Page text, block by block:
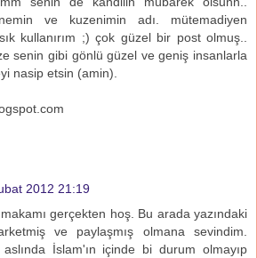
ve kuzenimin adı. mütemadiyen
kullanırım ;) çok güzel bir post olmuş..
senin gibi gönlü güzel ve geniş insanlarla
nasip etsin (amin).
2012 21:19
gerçekten hoş. Bu arada yazındaki
ve paylaşmış olmana sevindim.
İslam'ın içinde bi durum olmayıp